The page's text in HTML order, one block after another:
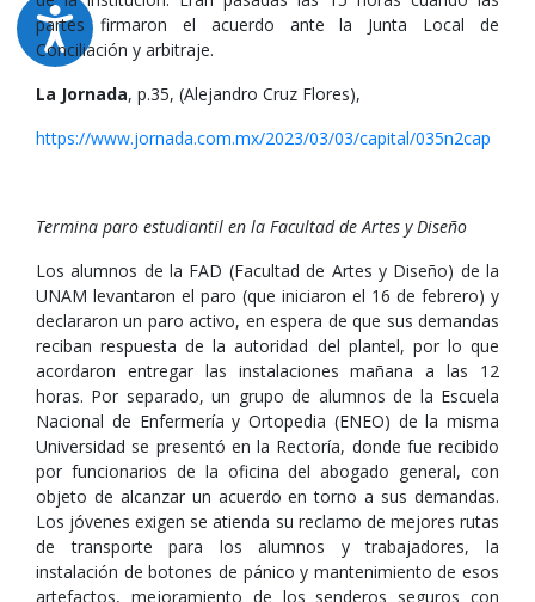
partes firmaron el acuerdo ante la Junta Local de
Conciliación y arbitraje.
La Jornada, p.35, (Alejandro Cruz Flores),
https://www.jornada.com.mx/2023/03/03/capital/035n2cap
Termina paro estudiantil en la Facultad de Artes y Diseño
Los alumnos de la FAD (Facultad de Artes y Diseño) de la
UNAM levantaron el paro (que iniciaron el 16 de febrero) y
declararon un paro activo, en espera de que sus demandas
reciban respuesta de la autoridad del plantel, por lo que
acordaron entregar las instalaciones mañana a las 12
horas. Por separado, un grupo de alumnos de la Escuela
Nacional de Enfermería y Ortopedia (ENEO) de la misma
Universidad se presentó en la Rectoría, donde fue recibido
por funcionarios de la oficina del abogado general, con
objeto de alcanzar un acuerdo en torno a sus demandas.
Los jóvenes exigen se atienda su reclamo de mejores rutas
de transporte para los alumnos y trabajadores, la
instalación de botones de pánico y mantenimiento de esos
artefactos, mejoramiento de los senderos seguros con